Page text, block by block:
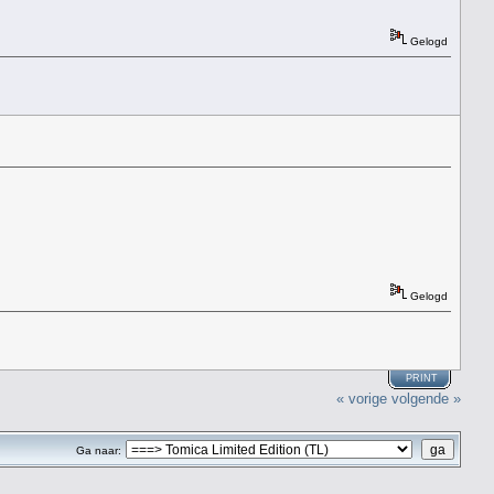
Gelogd
Gelogd
PRINT
« vorige volgende »
Ga naar: